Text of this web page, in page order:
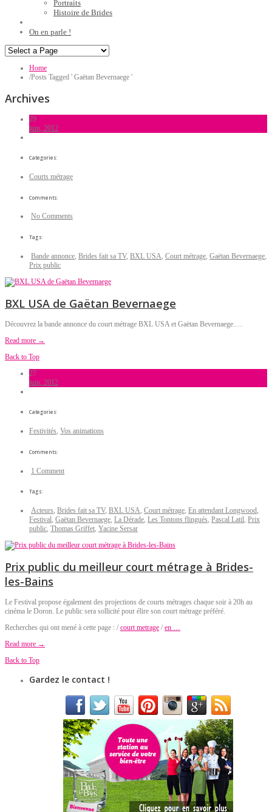
Portraits
Histoire de Brides
On en parle !
Home
/Posts Tagged ' Gaëtan Bevernaege '
Archives
29
juin, 2012
Categories:
Courts métrage
Comments:
No Comments
Tags:
Bande annonce, Brides fait sa TV, BXL USA, Court métrage, Gaëtan Bevernaege,
Prix public
BXL USA de Gaëtan Bevernaege
Découvrez la bande annonce du court métrage BXL USA et Gaëtan Bevernaege.…
Read more →
Back to Top
27
juin, 2012
Categories:
Festivités, Vos animations
Comments:
1 Comment
Tags:
Acteurs, Brides fait sa TV, BXL USA, Court métrage, En attendant Longwood,
Festival, Gaëtan Bevernaege, La Dérade, Les Tontons flingués, Pascal Latil, Prix
public, Thomas Griffet, Yacine Sersar
Prix public du meilleur court métrage à Brides-
les-Bains
Le Festival propose également des projections de courts métrages chaque soir à 20h au
cinéma le Doron. Le public sera sollicité pour élire son court métrage préféré.
Recherches qui ont mené à cette page : / court metrage / en …
Read more →
Back to Top
Gardez le contact !